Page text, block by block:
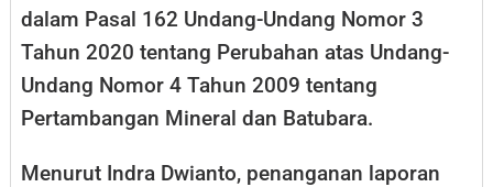
dalam Pasal 162 Undang-Undang Nomor 3
Tahun 2020 tentang Perubahan atas Undang-
Undang Nomor 4 Tahun 2009 tentang
Pertambangan Mineral dan Batubara.
Menurut Indra Dwianto, penanganan laporan